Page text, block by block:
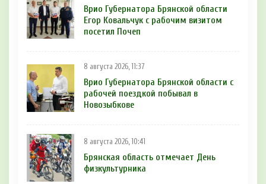
Врио Губернатора Брянской области
Егор Ковальчук с рабочим визитом
посетил Почеп
8 августа 2026, 11:37
Врио Губернатора Брянской области с
рабочей поездкой побывал в
Новозыбкове
8 августа 2026, 10:41
Брянская область отмечает День
физкультурника